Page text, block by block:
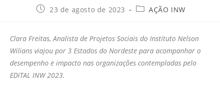
23 de agosto de 2023 AÇÃO INW
Clara Freitas, Analista de Projetos Sociais do Instituto Nelson
Wilians viajou por 3 Estados do Nordeste para acompanhar o
desempenho e impacto nas organizações contempladas pelo
EDITAL INW 2023.